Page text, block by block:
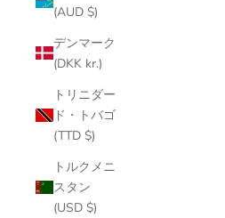
(AUD $)
デンマーク
(DKK kr.)
トリニダー
ド・トバゴ
(TTD $)
トルクメニ
スタン
(USD $)